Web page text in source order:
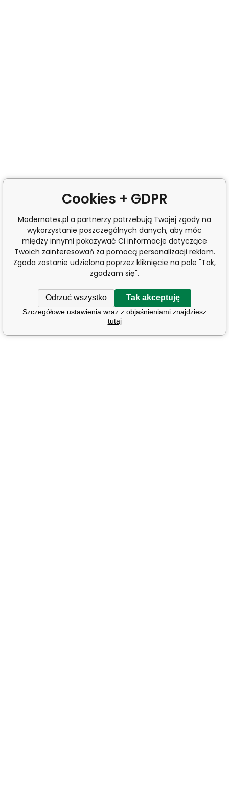
Cookies + GDPR
Modernatex.pl a partnerzy potrzebują Twojej zgody na
wykorzystanie poszczególnych danych, aby móc
między innymi pokazywać Ci informacje dotyczące
Twoich zainteresowań za pomocą personalizacji reklam.
Zgoda zostanie udzielona poprzez kliknięcie na pole "Tak,
zgadzam się".
Odrzuć wszystko Tak akceptuję
Szczegółowe ustawienia wraz z objaśnieniami znajdziesz
tutaj